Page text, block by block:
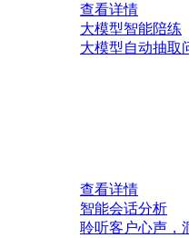
查看详情
大模型智能陪练
大模型自动抽取
查看详情
智能会话分析
聆听客户心声，